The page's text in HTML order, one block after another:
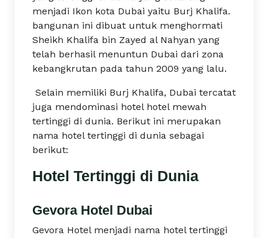
menjadi Ikon kota Dubai yaitu Burj Khalifa.
bangunan ini dibuat untuk menghormati
Sheikh Khalifa bin Zayed al Nahyan yang
telah berhasil menuntun Dubai dari zona
kebangkrutan pada tahun 2009 yang lalu.
Selain memiliki Burj Khalifa, Dubai tercatat
juga mendominasi hotel hotel mewah
tertinggi di dunia. Berikut ini merupakan
nama hotel tertinggi di dunia sebagai
berikut:
Hotel Tertinggi di Dunia
Gevora Hotel Dubai
Gevora Hotel menjadi nama hotel tertinggi